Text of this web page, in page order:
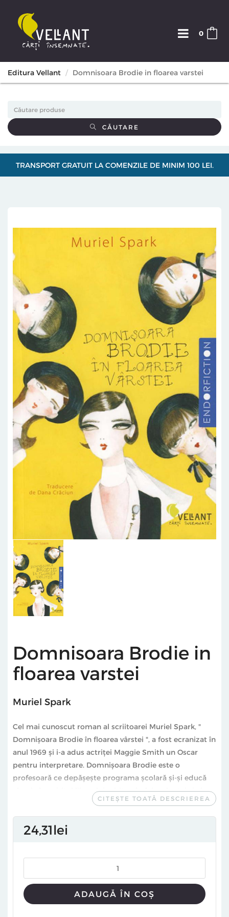
0
Editura Vellant Domnisoara Brodie in floarea varstei
CĂUTARE
TRANSPORT GRATUIT LA COMENZILE DE MINIM 100 LEI.
Domnisoara Brodie in
floarea varstei
Muriel Spark
Cel mai cunoscut roman al scriitoarei Muriel Spark, "
Domnişoara Brodie în floarea vârstei ", a fost ecranizat în
anul 1969 şi i-a adus actriţei Maggie Smith un Oscar
pentru interpretare. Domnişoara Brodie este o
profesoară ce depăşeşte programa şcolară şi-şi educă
elevele în spiritul liberului arbitru, în folosul artei şi al
feminităţii. Folosindu-se de propriile emoţii şi
experienţe, profesoara le pregăteşte pe fetele din trupa
ei pentru a deveni „la creme de la creme”.
urmăreşte personalitatea magnetică a profesoarei
pentru care floarea vârstei este momentul de maxim
potenţial din viaţa unei femei şi esenţa unui spirit bogat.
CITEȘTE TOATĂ DESCRIEREA
2431lei
ADAUGĂ ÎN COȘ